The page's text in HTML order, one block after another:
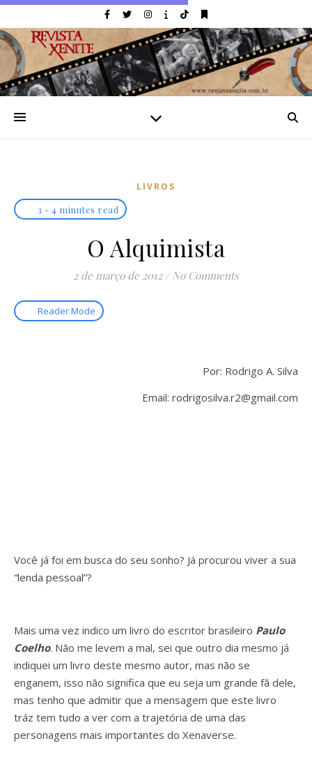
LIVROS
3 - 4 minutes read
O Alquimista
2 de março de 2012 / No Comments
Reader Mode
Por: Rodrigo A. Silva
Email: rodrigosilva.r2@gmail.com
Você já foi em busca do seu sonho? Já procurou viver a sua
“lenda pessoal”?
Mais uma vez indico um livro do escritor brasileiro Paulo
Coelho. Não me levem a mal, sei que outro dia mesmo já
indiquei um livro deste mesmo autor, mas não se
enganem, isso não significa que eu seja um grande fã dele,
mas tenho que admitir que a mensagem que este livro
tráz tem tudo a ver com a trajetória de uma das
personagens mais importantes do Xenaverse.